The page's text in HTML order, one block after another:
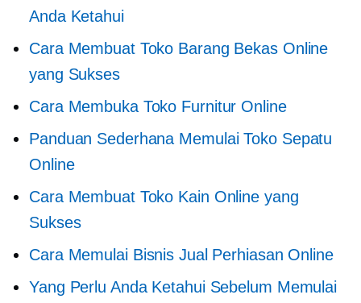
Anda Ketahui
Cara Membuat Toko Barang Bekas Online
yang Sukses
Cara Membuka Toko Furnitur Online
Panduan Sederhana Memulai Toko Sepatu
Online
Cara Membuat Toko Kain Online yang
Sukses
Cara Memulai Bisnis Jual Perhiasan Online
Yang Perlu Anda Ketahui Sebelum Memulai